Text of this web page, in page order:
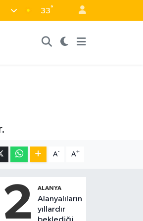
33°
A- A+
2 ALANYA
Alanyalıların
yıllardır